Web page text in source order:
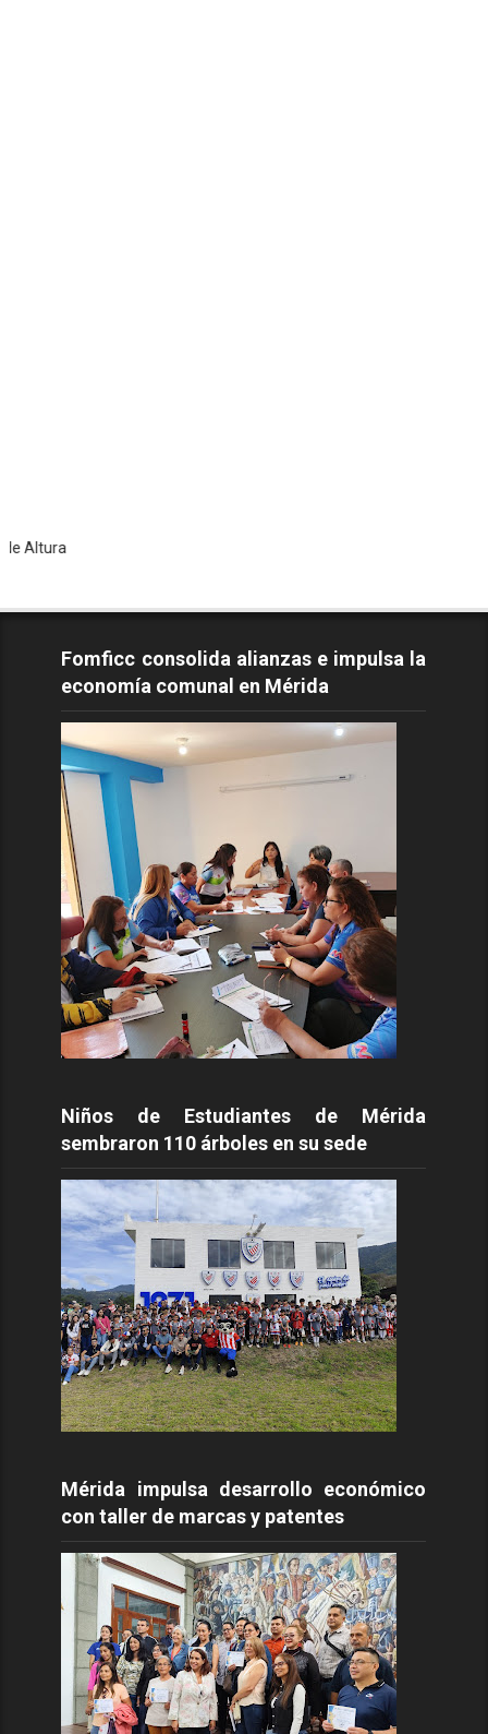
Fomficc consolida alianzas e impulsa la
economía comunal en Mérida
Niños de Estudiantes de Mérida
sembraron 110 árboles en su sede
Mérida impulsa desarrollo económico
con taller de marcas y patentes